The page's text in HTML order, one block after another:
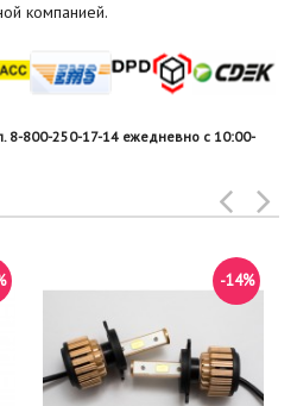
компанией.
8-800-250-17-14 ежедневно с 10:00-
-14%